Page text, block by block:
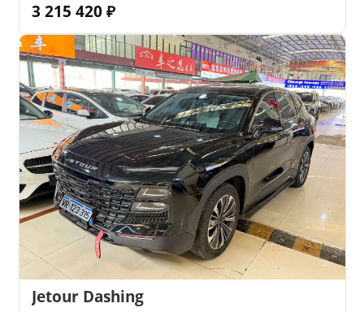
3 215 420 ₽
Jetour Dashing